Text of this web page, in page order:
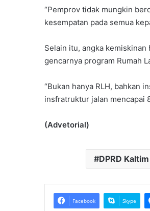
“Pemprov tidak mungkin
kesempatan pada semua
Selain itu, angka
gencarnya program Rumah
“Bukan hanya RLH, bahkan
insfratruktur jalan mencapai
(Advetorial)
DPRD Kaltim
Facebook Skype